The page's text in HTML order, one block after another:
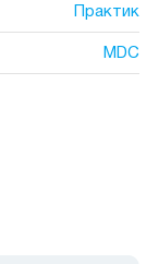
Практик
MDC